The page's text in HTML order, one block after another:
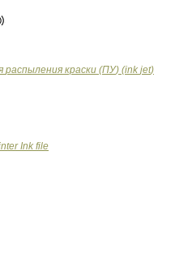
распыления краски (ПУ) (ink jet)
Ink file